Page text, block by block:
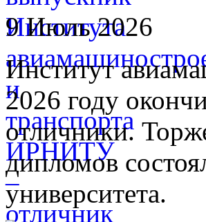
9 Июль 2026
Институт
2026 году
отличники.
дипломов
университета.